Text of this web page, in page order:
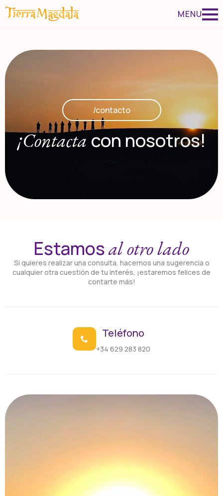
MENU
/contacto
¡Contacta con nosotros!
Estamosal otro lado
Si quieres realizar una consulta, hacernos una sugerencia o
cualquier otra cuestión de tu interés, ¡estaremos felices de
contarte más!
Teléfono
+34 629 283 820